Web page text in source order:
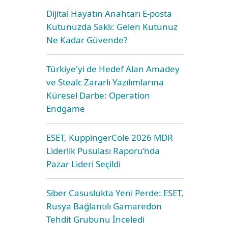
Dijital Hayatın Anahtarı E-posta
Kutunuzda Saklı: Gelen Kutunuz
Ne Kadar Güvende?
Türkiye'yi de Hedef Alan Amadey
ve Stealc Zararlı Yazılımlarına
Küresel Darbe: Operation
Endgame
ESET, KuppingerCole 2026 MDR
Liderlik Pusulası Raporu’nda
Pazar Lideri Seçildi
Siber Casuslukta Yeni Perde: ESET,
Rusya Bağlantılı Gamaredon
Tehdit Grubunu İnceledi